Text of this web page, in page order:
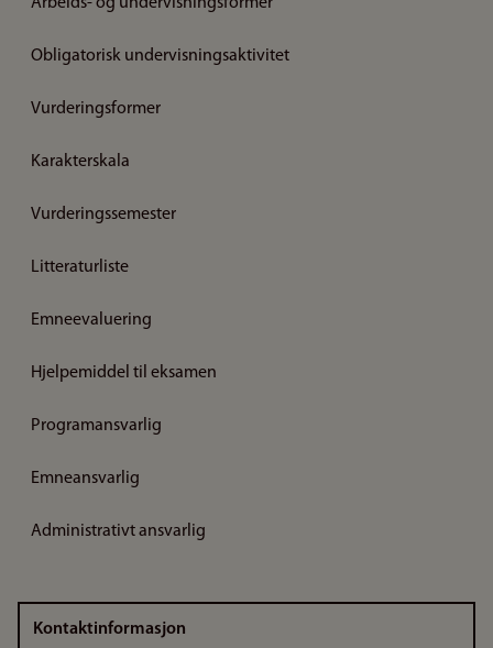
Obligatorisk undervisningsaktivitet
Vurderingsformer
Karakterskala
Vurderingssemester
Litteraturliste
Emneevaluering
Hjelpemiddel til eksamen
Programansvarlig
Emneansvarlig
Administrativt ansvarlig
Kontaktinformasjon